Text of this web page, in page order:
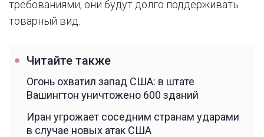
требованиями, они будут долго поддерживать
товарный вид.
Читайте также
Огонь охватил запад США: в штате
Вашингтон уничтожено 600 зданий
Иран угрожает соседним странам ударами
в случае новых атак США